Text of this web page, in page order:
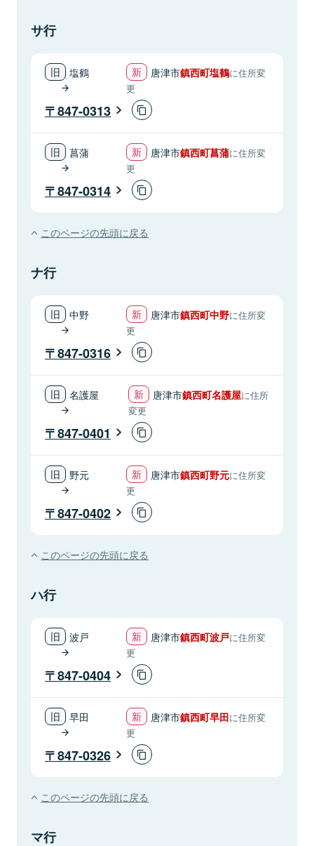
サ行
塩鶴 唐津市鎮西町塩鶴に住所変
更
847-0313
菖蒲 唐津市鎮西町菖蒲に住所変
更
847-0314
このページの先頭に戻る
ナ行
中野 唐津市鎮西町中野に住所変
更
847-0316
名護屋 唐津市鎮西町名護屋に住所
変更
847-0401
野元 唐津市鎮西町野元に住所変
更
847-0402
このページの先頭に戻る
ハ行
波戸 唐津市鎮西町波戸に住所変
更
847-0404
早田 唐津市鎮西町早田に住所変
更
847-0326
このページの先頭に戻る
マ行